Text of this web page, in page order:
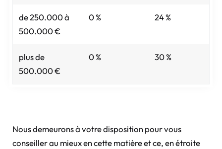
de 250.000 à
500.000 €
0 % 24 %
plus de
500.000 €
0 % 30 %
Nous demeurons à votre disposition pour vous
conseiller au mieux en cette matière et ce, en étroite